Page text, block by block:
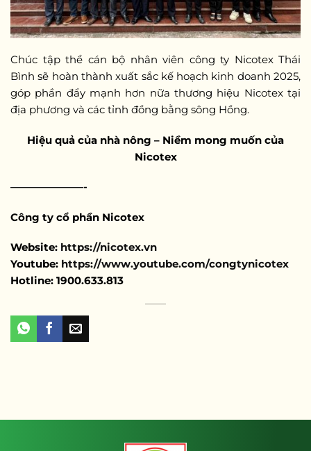
Chúc tập thể cán bộ nhân viên công ty Nicotex Thái
Bình sẽ hoàn thành xuất sắc kế hoạch kinh doanh 2025,
góp phần đẩy mạnh hơn nữa thương hiệu Nicotex tại
địa phương và các tỉnh đồng bằng sông Hồng.
Hiệu quả của nhà nông – Niềm mong muốn của
Nicotex
———————-
Công ty cổ phần Nicotex
Website: https://nicotex.vn
Youtube: https://www.youtube.com/congtynicotex
Hotline: 1900.633.813